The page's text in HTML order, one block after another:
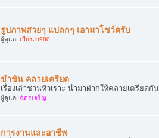
รูปภาพสวยๆ แปลกๆ เอามาโชว์ครับ
ผู้ดูแล: เวียงสา980
ขำขัน คลายเครียด
เรื่องเล่าชวนหัวเราะ นำมาฝากให้คลายเครียดกัน
ผู้ดูแล: ฉัตรเจริญ
การงานและอาชีพ